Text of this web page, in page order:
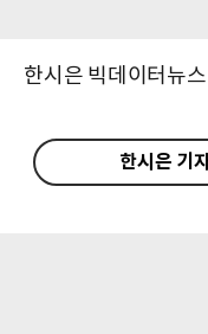
한시은 빅데이터뉴
한시은 기